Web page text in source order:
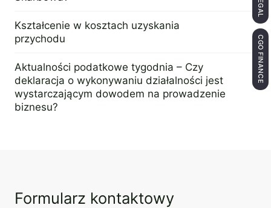
Kształcenie w kosztach uzyskania
przychodu
Aktualności podatkowe tygodnia – Czy
deklaracja o wykonywaniu działalności jest
wystarczającym dowodem na prowadzenie
biznesu?
Formularz kontaktowy
CGO FINANCE